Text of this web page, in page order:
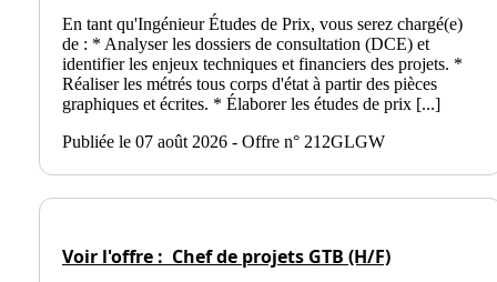
En tant qu'Ingénieur Études de Prix, vous serez chargé(e)
de : * Analyser les dossiers de consultation (DCE) et
identifier les enjeux techniques et financiers des projets. *
Réaliser les métrés tous corps d'état à partir des pièces
graphiques et écrites. * Élaborer les études de prix [...]
Publiée le 07 août 2026 - Offre n° 212GLGW
Voir l'offre : Chef de projets GTB (H/F)